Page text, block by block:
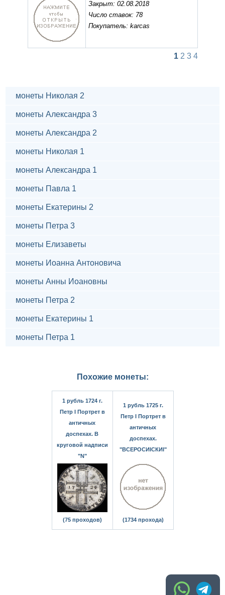
Закрыт: 02.08.2018
Число ставок: 78
Покупатель: karcas
1 2 3 4
монеты Николая 2
монеты Александра 3
монеты Александра 2
монеты Николая 1
монеты Александра 1
монеты Павла 1
монеты Екатерины 2
монеты Петра 3
монеты Елизаветы
монеты Иоанна Антоновича
монеты Анны Иоановны
монеты Петра 2
монеты Екатерины 1
монеты Петра 1
Похожие монеты:
1 рубль 1724 г.
Петр I Портрет в
античных
доспехах. В
круговой надписи
"N"
(75 проходов)
1 рубль 1725 г.
Петр I Портрет в
античных
доспехах.
"ВСЕРОСИIСКИI"
(1734 прохода)